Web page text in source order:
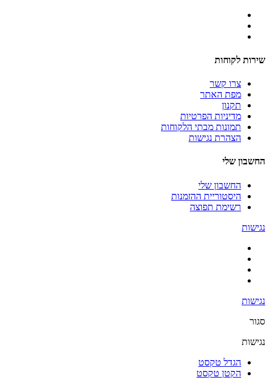
שירות לקוחות
צרו קשר
מפת האתר
תקנון
מדיניות הפרטיות
תמונות מבתי הלקוחות
הצהרת נגישות
החשבון שלי
החשבון שלי
היסטוריית ההזמנות
רשימת תפוצה
נגישות
נגישות
סגור
נגישות
הגדל טקסט
הקטן טקסט